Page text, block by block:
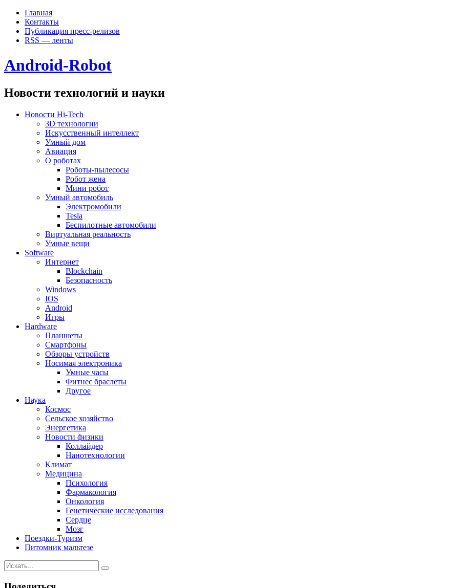
Главная
Контакты
Публикация пресс-релизов
RSS — ленты
Android-Robot
Новости технологий и науки
Новости Hi-Tech
3D технологии
Искусственный интеллект
Умный дом
Авиация
О роботах
Роботы-пылесосы
Робот жена
Мини робот
Умный автомобиль
Электромобили
Tesla
Беспилотные автомобили
Виртуальная реальность
Умные вещи
Software
Интернет
Blockchain
Безопасность
Windows
IOS
Android
Игры
Hardware
Планшеты
Смартфоны
Обзоры устройств
Носимая электроника
Умные часы
Фитнес браслеты
Другое
Наука
Космос
Сельское хозяйство
Энергетика
Новости физики
Коллайдер
Нанотехнологии
Климат
Медицина
Психология
Фармакология
Онкология
Генетические исследования
Сердце
Мозг
Поездки-Туризм
Питомник мальтезе